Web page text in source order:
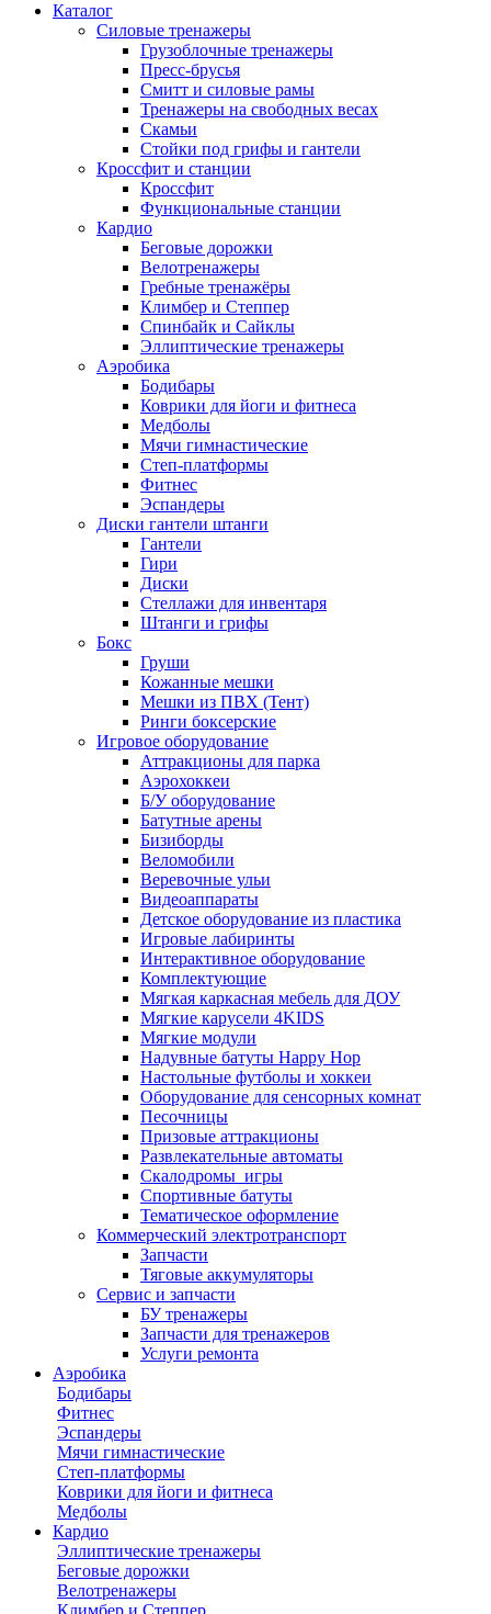
Каталог
Силовые тренажеры
Грузоблочные тренажеры
Пресс-брусья
Смитт и силовые рамы
Тренажеры на свободных весах
Скамьи
Стойки под грифы и гантели
Кроссфит и станции
Кроссфит
Функциональные станции
Кардио
Беговые дорожки
Велотренажеры
Гребные тренажёры
Климбер и Степпер
Спинбайк и Сайклы
Эллиптические тренажеры
Аэробика
Бодибары
Коврики для йоги и фитнеса
Медболы
Мячи гимнастические
Степ-платформы
Фитнес
Эспандеры
Диски гантели штанги
Гантели
Гири
Диски
Стеллажи для инвентаря
Штанги и грифы
Бокс
Груши
Кожанные мешки
Мешки из ПВХ (Тент)
Ринги боксерские
Игровое оборудование
Аттракционы для парка
Аэрохоккеи
Б/У оборудование
Батутные арены
Бизиборды
Веломобили
Веревочные ульи
Видеоаппараты
Детское оборудование из пластика
Игровые лабиринты
Интерактивное оборудование
Комплектующие
Мягкая каркасная мебель для ДОУ
Мягкие карусели 4KIDS
Мягкие модули
Надувные батуты Happy Hop
Настольные футболы и хоккеи
Оборудование для сенсорных комнат
Песочницы
Призовые аттракционы
Развлекательные автоматы
Скалодромы_игры
Спортивные батуты
Тематическое оформление
Коммерческий электротранспорт
Запчасти
Тяговые аккумуляторы
Сервис и запчасти
БУ тренажеры
Запчасти для тренажеров
Услуги ремонта
Аэробика
Бодибары
Фитнес
Эспандеры
Мячи гимнастические
Степ-платформы
Коврики для йоги и фитнеса
Медболы
Кардио
Эллиптические тренажеры
Беговые дорожки
Велотренажеры
Климбер и Степпер